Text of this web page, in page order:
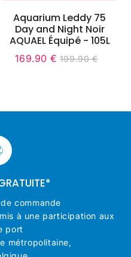
Aquarium Leddy 75
Day and Night Noir
AQUAEL Équipé - 105L
Prix
169.90 € 169.90
Prix
199.90 €199.90
commande
à une participation aux
port
métropolitaine,